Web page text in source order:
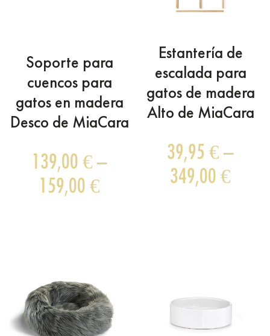
Soporte para
cuencos para
gatos en madera
Desco de MiaCara
139,00€–
159,00€
Estantería de
escalada para
gatos de madera
Alto de MiaCara
39,95€–
349,00€